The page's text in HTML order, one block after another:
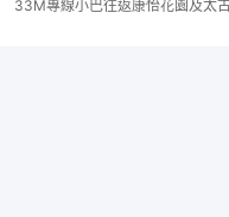
33M專線小巴往返康怡花園及太